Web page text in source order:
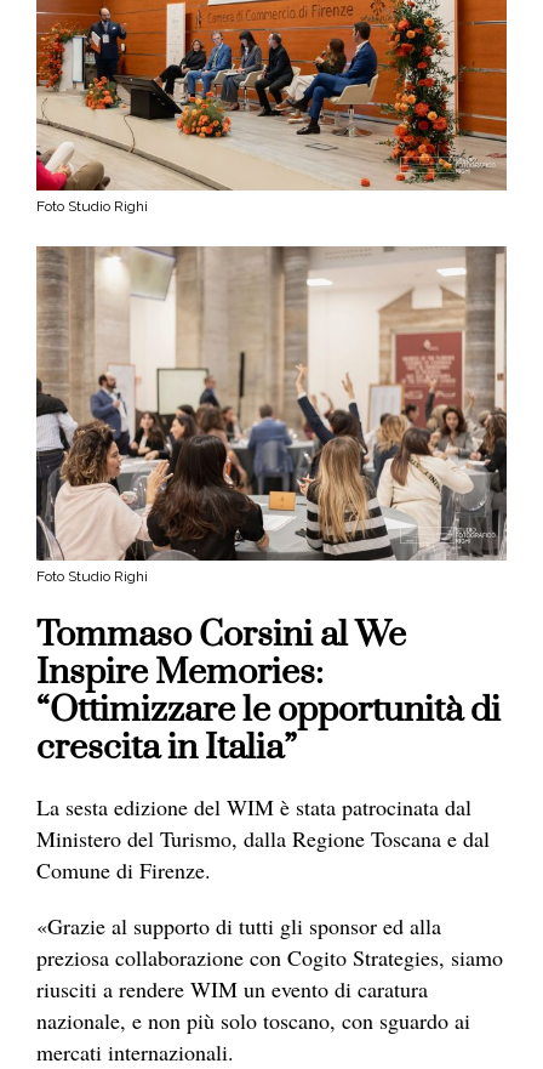
Foto Studio Righi
Foto Studio Righi
Tommaso Corsini al We
Inspire Memories:
“Ottimizzare le opportunità di
crescita in Italia”
La sesta edizione del WIM è stata patrocinata dal
Ministero del Turismo, dalla Regione Toscana e dal
Comune di Firenze.
«Grazie al supporto di tutti gli sponsor ed alla
preziosa collaborazione con Cogito Strategies, siamo
riusciti a rendere WIM un evento di caratura
nazionale, e non più solo toscano, con sguardo ai
mercati internazionali.